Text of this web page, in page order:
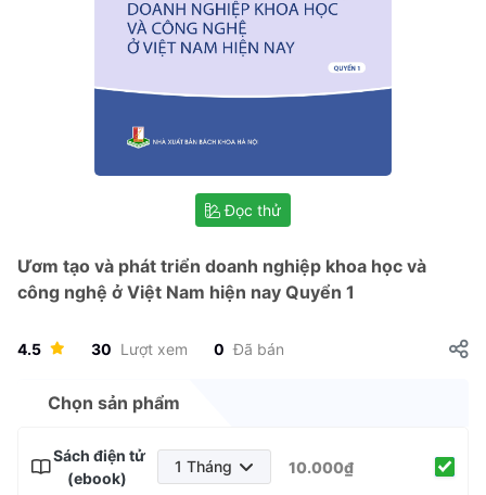
Đọc thử
Ươm tạo và phát triển doanh nghiệp khoa học và
công nghệ ở Việt Nam hiện nay Quyển 1
4.5 30 Lượt xem 0 Đã bán
Chọn sản phẩm
Sách điện tử
(ebook)
1 Tháng 10.000₫